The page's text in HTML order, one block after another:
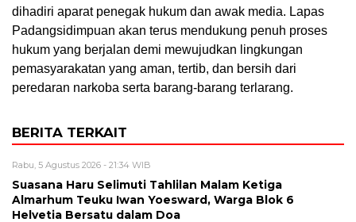
dihadiri aparat penegak hukum dan awak media. Lapas
Padangsidimpuan akan terus mendukung penuh proses
hukum yang berjalan demi mewujudkan lingkungan
pemasyarakatan yang aman, tertib, dan bersih dari
peredaran narkoba serta barang-barang terlarang.
BERITA TERKAIT
Rabu, 5 Agustus 2026 - 21:34 WIB
Suasana Haru Selimuti Tahlilan Malam Ketiga
Almarhum Teuku Iwan Yoesward, Warga Blok 6
Helvetia Bersatu dalam Doa